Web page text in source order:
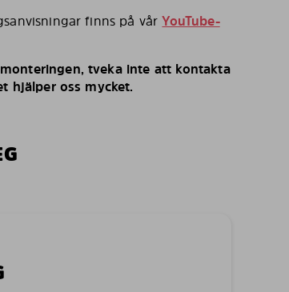
finns på vårYouTube-
tveka inte att kontakta
hjälper oss mycket.